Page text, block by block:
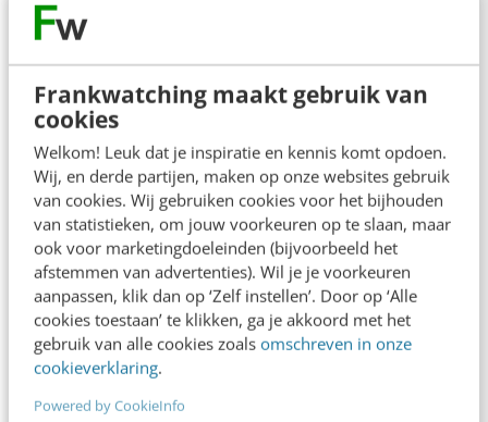
Frankwatching maakt gebruik van
cookies
Welkom! Leuk dat je inspiratie en kennis komt opdoen.
Wij, en derde partijen, maken op onze websites gebruik
van cookies. Wij gebruiken cookies voor het bijhouden
van statistieken, om jouw voorkeuren op te slaan, maar
ook voor marketingdoeleinden (bijvoorbeeld het
afstemmen van advertenties). Wil je je voorkeuren
aanpassen, klik dan op ‘Zelf instellen’. Door op ‘Alle
cookies toestaan’ te klikken, ga je akkoord met het
gebruik van alle cookies zoals omschreven in onze
cookieverklaring.
Powered by CookieInfo
prospect ben.
Situatie klant:
de Rabobank weet al veel
van me. Vraag mijn rekeningnummer en je
kunt alles koppelen.
Situatie prospect: Vraag alleen het meest
noodzakelijke. In mijn ogen zijn dat: e-
mailadres, voornaam, achternaam en
geslacht. Met die laatste drie gegevens
kun je personaliseren en de band
opbouwen.